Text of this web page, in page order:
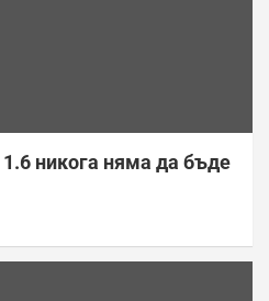
никога няма да бъде